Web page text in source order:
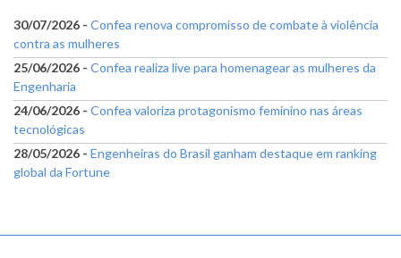
30/07/2026 - Confea renova compromisso de combate à violência
contra as mulheres
25/06/2026 - Confea realiza live para homenagear as mulheres da
Engenharia
24/06/2026 - Confea valoriza protagonismo feminino nas áreas
tecnológicas
28/05/2026 - Engenheiras do Brasil ganham destaque em ranking
global da Fortune